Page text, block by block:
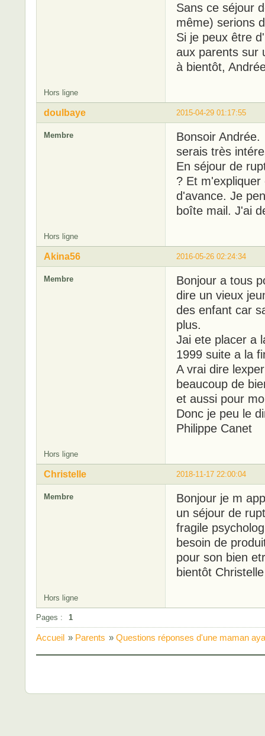
Sans ce séjour
même) serions
Si je peux être
aux parents sur
à bientôt,
Hors ligne
2015-04-29 01:17:55
doulbaye
Membre
Bonsoir
serais très
En séjour de
? Et
d'avance. Je
boîte mail. J'ai
Hors ligne
2016-05-26 02:24:34
Akina56
Membre
Bonjour a tous
dire un vieux
des enfant car
plus.
Jai ete placer a
1999 suite a la
A vrai dire
beaucoup de
et aussi pour
Donc je peu le
Philippe Canet
Hors ligne
2018-11-17 22:00:04
Christelle
Membre
Bonjour je m
un séjour de
fragile
besoin de
pour son bien
bientôt Christelle
Hors ligne
Pages : 1
Accueil » Parents » Questions réponses d'une maman